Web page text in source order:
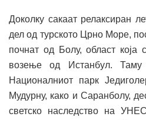
Доколку сакаат релаксиран
дел од турското Црно Море,
почнат од Болу, област која
возење од Истанбул.
Националниот парк
Мудурну, како и Саранболу,
светско наследство на